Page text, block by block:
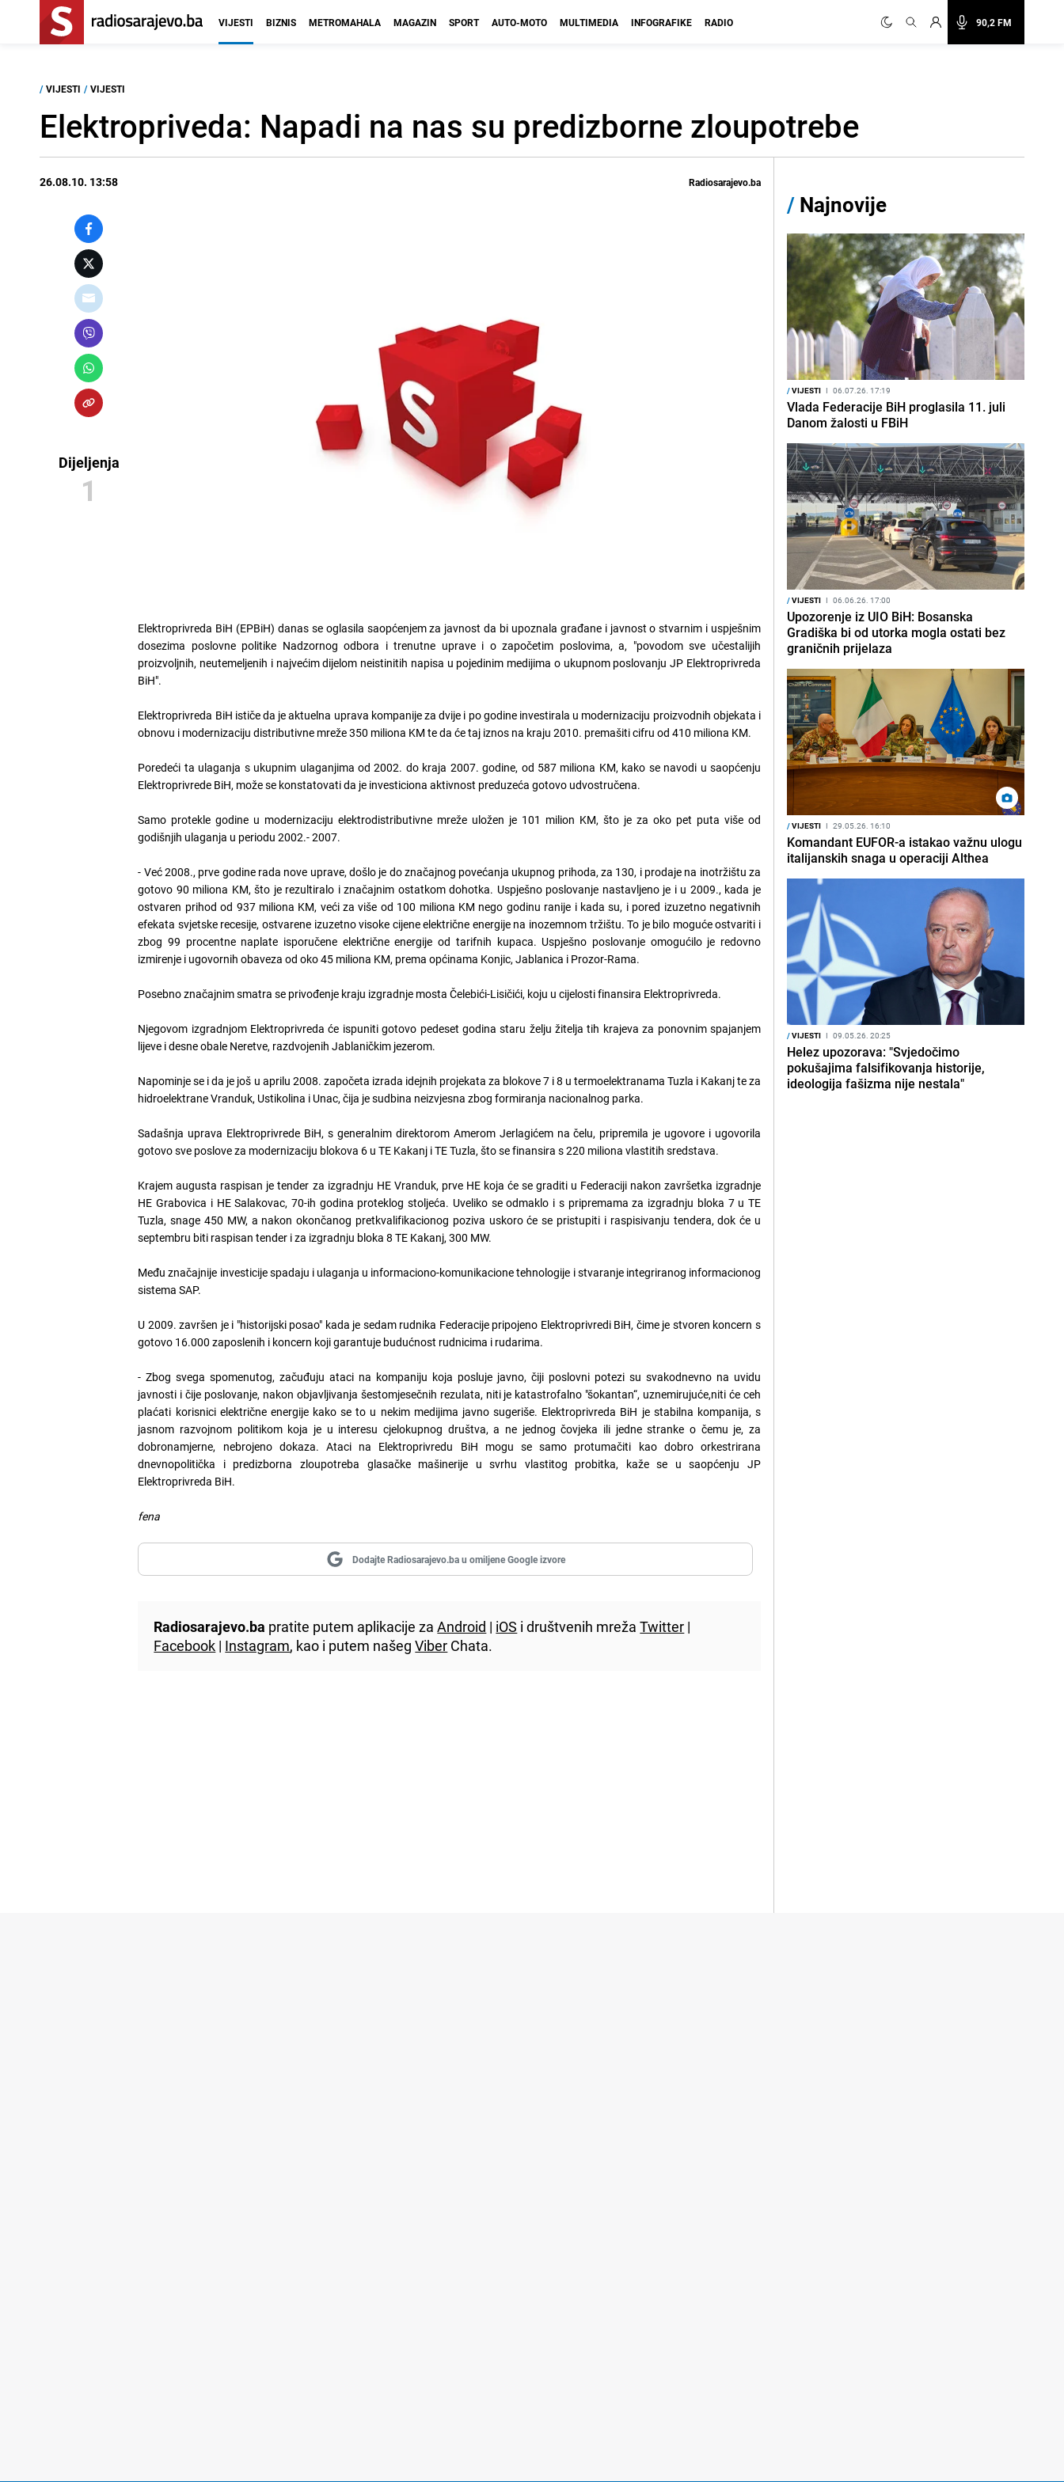
90,2 FM
VIJESTI BIZNIS METROMAHALA MAGAZIN SPORT AUTO-MOTO MULTIMEDIA INFOGRAFIKE RADIO
/ VIJESTI / VIJESTI
Elektropriveda: Napadi na nas su predizborne zloupotrebe
26.08.10. 13:58 Radiosarajevo.ba
Dijeljenja
1
Elektroprivreda BiH (EPBiH) danas se oglasila saopćenjem za javnost da bi upoznala građane i javnost o stvarnim i uspješnim
dosezima poslovne politike Nadzornog odbora i trenutne uprave i o započetim poslovima, a, "povodom sve učestalijih
proizvoljnih, neutemeljenih i najvećim dijelom neistinitih napisa u pojedinim medijima o ukupnom poslovanju JP Elektroprivreda
BiH".
Elektroprivreda BiH ističe da je aktuelna uprava kompanije za dvije i po godine investirala u modernizaciju proizvodnih objekata i
obnovu i modernizaciju distributivne mreže 350 miliona KM te da će taj iznos na kraju 2010. premašiti cifru od 410 miliona KM.
Poredeći ta ulaganja s ukupnim ulaganjima od 2002. do kraja 2007. godine, od 587 miliona KM, kako se navodi u saopćenju
Elektroprivrede BiH, može se konstatovati da je investiciona aktivnost preduzeća gotovo udvostručena.
Samo protekle godine u modernizaciju elektrodistributivne mreže uložen je 101 milion KM, što je za oko pet puta više od
godišnjih ulaganja u periodu 2002.- 2007.
- Već 2008., prve godine rada nove uprave, došlo je do značajnog povećanja ukupnog prihoda, za 130, i prodaje na inotržištu za
gotovo 90 miliona KM, što je rezultiralo i značajnim ostatkom dohotka. Uspješno poslovanje nastavljeno je i u 2009., kada je
ostvaren prihod od 937 miliona KM, veći za više od 100 miliona KM nego godinu ranije i kada su, i pored izuzetno negativnih
efekata svjetske recesije, ostvarene izuzetno visoke cijene električne energije na inozemnom tržištu. To je bilo moguće ostvariti i
zbog 99 procentne naplate isporučene električne energije od tarifnih kupaca. Uspješno poslovanje omogućilo je redovno
izmirenje i ugovornih obaveza od oko 45 miliona KM, prema općinama Konjic, Jablanica i Prozor-Rama.
Posebno značajnim smatra se privođenje kraju izgradnje mosta Čelebići-Lisičići, koju u cijelosti finansira Elektroprivreda.
Njegovom izgradnjom Elektroprivreda će ispuniti gotovo pedeset godina staru želju žitelja tih krajeva za ponovnim spajanjem
lijeve i desne obale Neretve, razdvojenih Jablaničkim jezerom.
Napominje se i da je još u aprilu 2008. započeta izrada idejnih projekata za blokove 7 i 8 u termoelektranama Tuzla i Kakanj te za
hidroelektrane Vranduk, Ustikolina i Unac, čija je sudbina neizvjesna zbog formiranja nacionalnog parka.
Sadašnja uprava Elektroprivrede BiH, s generalnim direktorom Amerom Jerlagićem na čelu, pripremila je ugovore i ugovorila
gotovo sve poslove za modernizaciju blokova 6 u TE Kakanj i TE Tuzla, što se finansira s 220 miliona vlastitih sredstava.
Krajem augusta raspisan je tender za izgradnju HE Vranduk, prve HE koja će se graditi u Federaciji nakon završetka izgradnje
HE Grabovica i HE Salakovac, 70-ih godina proteklog stoljeća. Uveliko se odmaklo i s pripremama za izgradnju bloka 7 u TE
Tuzla, snage 450 MW, a nakon okončanog pretkvalifikacionog poziva uskoro će se pristupiti i raspisivanju tendera, dok će u
septembru biti raspisan tender i za izgradnju bloka 8 TE Kakanj, 300 MW.
Među značajnije investicije spadaju i ulaganja u informaciono-komunikacione tehnologije i stvaranje integriranog informacionog
sistema SAP.
U 2009. završen je i "historijski posao" kada je sedam rudnika Federacije pripojeno Elektroprivredi BiH, čime je stvoren koncern s
gotovo 16.000 zaposlenih i koncern koji garantuje budućnost rudnicima i rudarima.
- Zbog svega spomenutog, začuđuju ataci na kompaniju koja posluje javno, čiji poslovni potezi su svakodnevno na uvidu
javnosti i čije poslovanje, nakon objavljivanja šestomjesečnih rezulata, niti je katastrofalno "šokantan“, uznemirujuće,niti će ceh
plaćati korisnici električne energije kako se to u nekim medijima javno sugeriše. Elektroprivreda BiH je stabilna kompanija, s
jasnom razvojnom politikom koja je u interesu cjelokupnog društva, a ne jednog čovjeka ili jedne stranke o čemu je, za
dobronamjerne, nebrojeno dokaza. Ataci na Elektroprivredu BiH mogu se samo protumačiti kao dobro orkestrirana
dnevnopolitička i predizborna zloupotreba glasačke mašinerije u svrhu vlastitog probitka, kaže se u saopćenju JP
Elektroprivreda BiH.
fena
Dodajte Radiosarajevo.ba u omiljene Google izvore
Radiosarajevo.ba pratite putem aplikacije zaAndroid | iOS i društvenih mrežaTwitter |
Facebook | Instagram, kao i putem našegViber Chata.
/ Najnovije
/VIJESTI I 06.07.26. 17:19
Vlada Federacije BiH proglasila 11. juli
Danom žalosti u FBiH
/VIJESTI I 06.06.26. 17:00
Upozorenje iz UIO BiH: Bosanska
Gradiška bi od utorka mogla ostati bez
graničnih prijelaza
/VIJESTI I 29.05.26. 16:10
Komandant EUFOR-a istakao važnu ulogu
italijanskih snaga u operaciji Althea
/VIJESTI I 09.05.26. 20:25
Helez upozorava: "Svjedočimo
pokušajima falsifikovanja historije,
ideologija fašizma nije nestala"